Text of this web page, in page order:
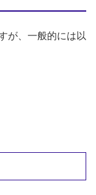
が、一般的には以